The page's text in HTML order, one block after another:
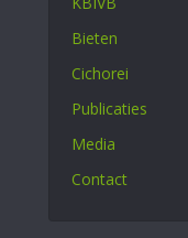
Bieten
Cichorei
Publicaties
Media
Contact